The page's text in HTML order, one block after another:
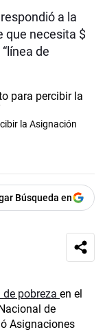
a la
que necesita $
de
la Asignación
Búsqueda en
de pobreza en el
de
Asignaciones